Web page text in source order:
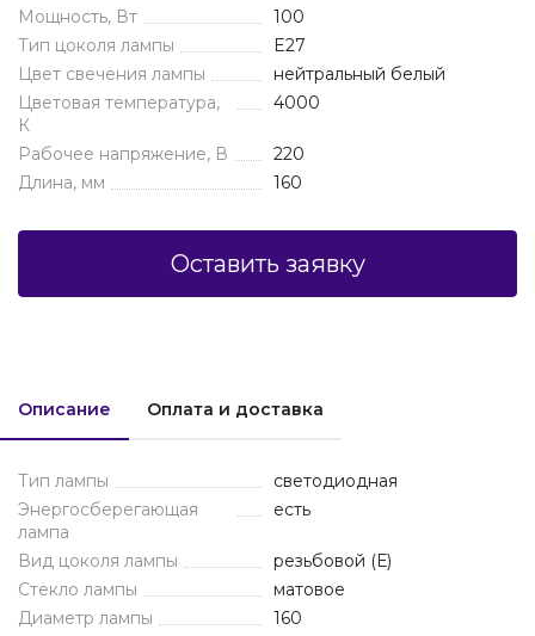
Мощность, Вт
100
Тип цоколя лампы
E27
Цвет свечения лампы
нейтральный белый
Цветовая температура,
К
4000
Рабочее напряжение, В
220
Длина, мм
160
Оставить заявку
Описание Оплата и доставка
Тип лампы
светодиодная
Энергосберегающая
лампа
есть
Вид цоколя лампы
резьбовой (Е)
Стекло лампы
матовое
Диаметр лампы
160